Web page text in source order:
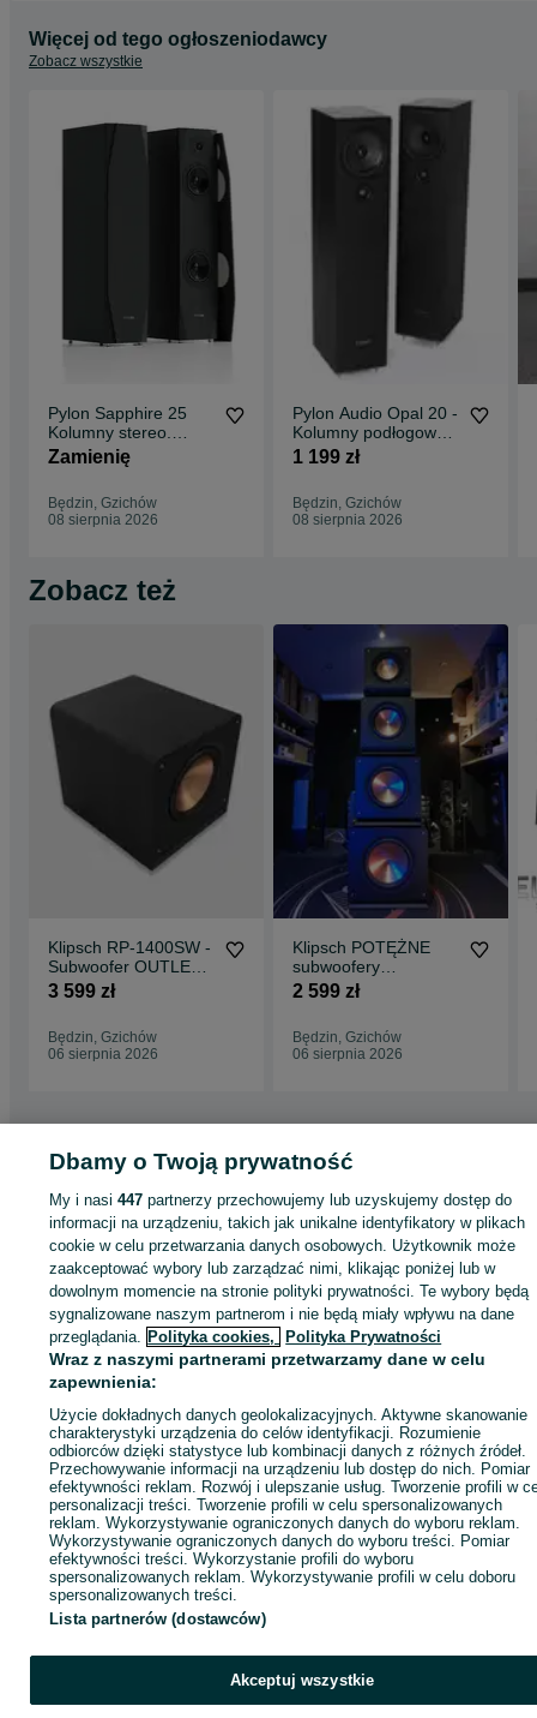
Więcej od tego ogłoszeniodawcy
Zobacz wszystkie
Pylon Sapphire 25
Kolumny stereo.
Odsłuchaj u nas!!
Raty 0%! NEGOCJUJ!
Zamienię
Będzin, Gzichów
08 sierpnia 2026
Pylon Audio Opal 20 -
Kolumny podłogowe 3
Kolory / RATY 0% /
1 199 zł
Będzin, Gzichów
08 sierpnia 2026
Zobacz też
Klipsch RP-1400SW -
Subwoofer OUTLET /
Raty 0% / Wysyłka /
3 599 zł
Będzin, Gzichów
06 sierpnia 2026
Klipsch POTĘŻNE
subwoofery
RP1000SW / RP-
2 599 zł
Będzin, Gzichów
06 sierpnia 2026
Strona główna Elektronika Sprzęt audio Głośniki i kolumny
KATEGORIA
ID:902129597 Wyświetlenia:
Zadzwoń / SMS
Dbamy o Twoją prywatność
My i nasi447 partnerzy przechowujemy lub uzyskujemy dostęp do
informacji na urządzeniu, takich jak unikalne identyfikatory w plikach
cookie w celu przetwarzania danych osobowych. Użytkownik może
zaakceptować wybory lub zarządzać nimi, klikając poniżej lub w
dowolnym momencie na stronie polityki prywatności. Te wybory będą
sygnalizowane naszym partnerom i nie będą miały wpływu na dane
przeglądania. Polityka cookies, Polityka Prywatności
Wraz z naszymi partnerami przetwarzamy dane w celu
zapewnienia:
Użycie dokładnych danych geolokalizacyjnych. Aktywne skanowanie
charakterystyki urządzenia do celów identyfikacji. Rozumienie
odbiorców dzięki statystyce lub kombinacji danych z różnych źródeł.
Przechowywanie informacji na urządzeniu lub dostęp do nich. Pomiar
efektywności reklam. Rozwój i ulepszanie usług. Tworzenie profili w
personalizacji treści. Tworzenie profili w celu spersonalizowanych
reklam. Wykorzystywanie ograniczonych danych do wyboru reklam.
Wykorzystywanie ograniczonych danych do wyboru treści. Pomiar
efektywności treści. Wykorzystanie profili do wyboru
spersonalizowanych reklam. Wykorzystywanie profili w celu doboru
spersonalizowanych treści.
Lista partnerów (dostawców)
Akceptuj wszystkie